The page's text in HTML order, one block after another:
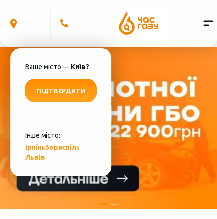
Ваше місто — Київ?
ПІДТВЕРДИТИ
Інше місто:
ІрпіньБориспіль
Львів